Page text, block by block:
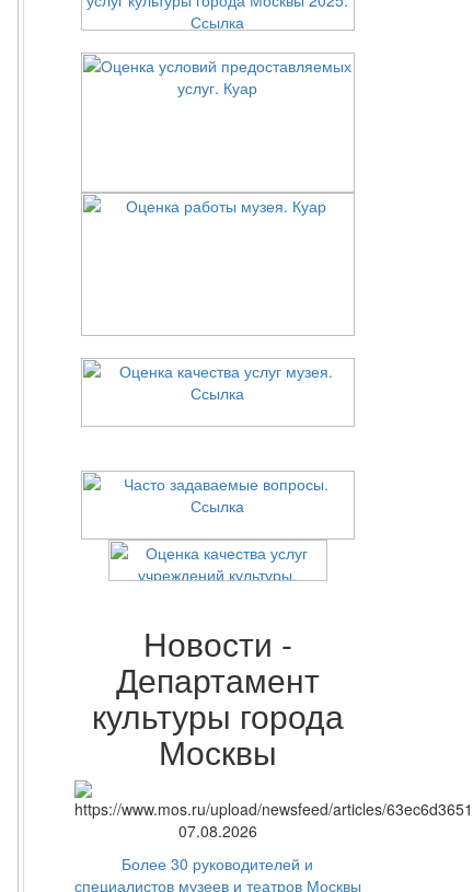
Новости -
Департамент
культуры города
Москвы
07.08.2026
Более 30 руководителей и
специалистов музеев и театров Москвы